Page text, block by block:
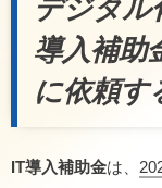
デジタル
導入補助
に依頼す
IT導入補助金は、